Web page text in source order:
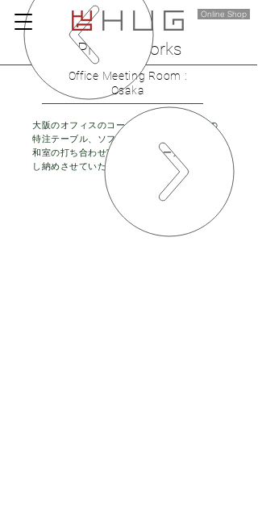
Online Shop
Project Works
Office Meeting Room :
Osaka
​大阪のオフィスのコーディネイトと社長室の
特注テーブル、ソファー等を納入しました。
​和室の打ち合わせ室も弊社でコーディネイト
し納めさせていただきました。